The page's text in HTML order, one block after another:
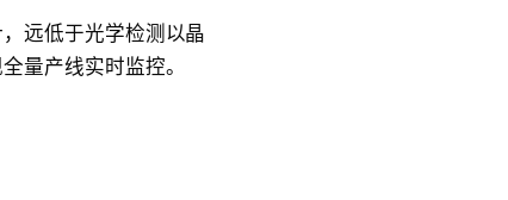
远低于光学检测以晶
量产线实时监控。